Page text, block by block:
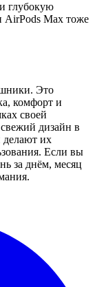
глубокую
AirPods Max тоже
Это
комфорт и
своей
дизайн в
делают их
Если вы
за днём, месяц